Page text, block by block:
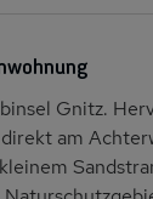
Gnitz.
am